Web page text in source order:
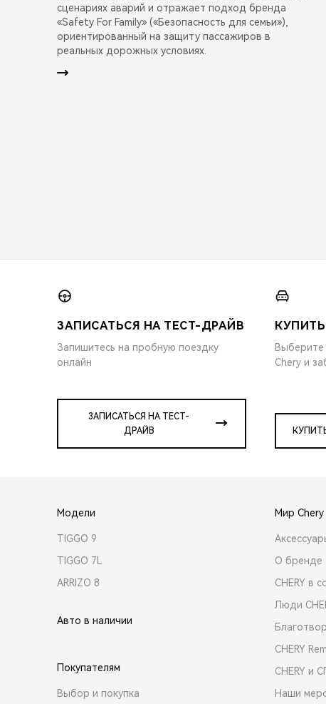
сценариях аварий и отражает подход бренда
«Safety For Family» («Безопасность для семьи»),
ориентированный на защиту пассажиров в
реальных дорожных условиях.
ЗАПИСАТЬСЯ НА ТЕСТ-ДРАЙВ
Запишитесь на пробную поездку
онлайн
ЗАПИСАТЬСЯ НА ТЕСТ-
ДРАЙВ
Chery и
Модели
TIGGO 9
TIGGO 7L
ARRIZO 8
Авто в наличии
Покупателям
Выбор и покупка
Мир Chery
О бренде
CHERY в
Люди
CHERY
CHERY и
Наши